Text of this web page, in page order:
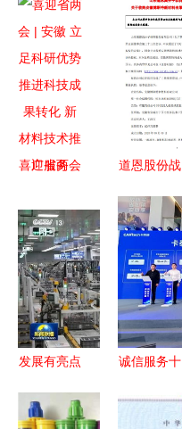
喜迎省两会
科研优势
推进科技成
果转化 新
材料技术推
广服务
道恩股份战
一城 收购
光热发电与
储能技术服
务企业，抢
占新材料技
术高地
发展有亮点
新材料技术
诚信服务十